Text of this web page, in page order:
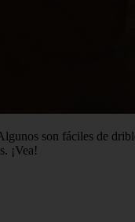
son fáciles de
¡Vea!